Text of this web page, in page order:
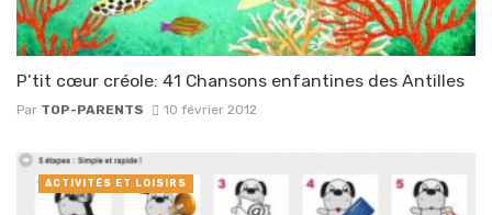
P’tit cœur créole: 41 Chansons enfantines des Antilles
Par TOP-PARENTS 10 février 2012
ACTIVITÉS ET LOISIRS